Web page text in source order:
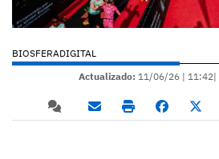
BIOSFERADIGITAL
Actualizado: 11/06/26 | 11:42|